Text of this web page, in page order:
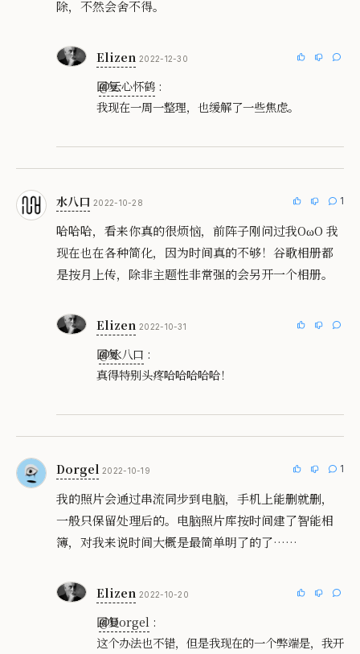
除，不然会舍不得。
Elizen 2022-12-30
回复
@云心怀鹤 :
我现在一周一整理，也缓解了一些焦虑。
水八口 2022-10-28 1
哈哈哈，看来你真的很烦恼，前阵子刚问过我OωO 我
现在也在各种简化，因为时间真的不够！谷歌相册都
是按月上传，除非主题性非常强的会另开一个相册。
Elizen 2022-10-31
回复
@水八口 :
真得特别头疼哈哈哈哈哈！
Dorgel 2022-10-19 1
我的照片会通过串流同步到电脑，手机上能删就删，
一般只保留处理后的。电脑照片库按时间建了智能相
簿，对我来说时间大概是最简单明了的了……
Elizen 2022-10-20
回复
@Dorgel :
这个办法也不错，但是我现在的一个弊端是，我开